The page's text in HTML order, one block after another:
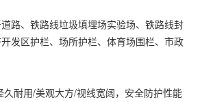
路、铁路线垃圾填埋场实验场、铁路线封
发区护栏、场所护栏、体育场围栏、市政
耐用/美观大方/视线宽阔，安全防护性能